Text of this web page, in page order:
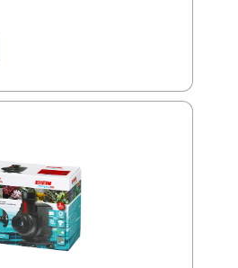
modifiées pour l‘utilisation
aux matériaux de haute
dans l’eau de mer. Pour
16000. EHEIM compactON
à partir de 170 litres
compactON 600 à partir de
compactON 1000 à partir de
compactON 2100 à partir de